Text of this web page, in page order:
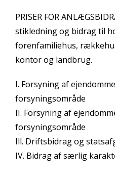
PRISER FOR
stikledning og bidrag til
forenfamiliehus,
kontor og landbrug.
I. Forsyning af
forsyningsområde
II. Forsyning af
forsyningsområde
Ill. Driftsbidrag og
IV. Bidrag af særlig